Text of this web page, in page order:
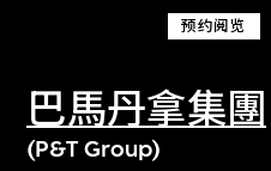
预约阅览
巴馬丹拿集團
(P&T Group)
探索世界顶级的二
文化藏品。